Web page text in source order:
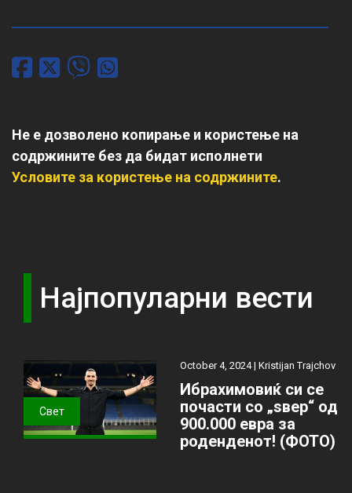
Не е дозволено копирање и користење на
содржините без да бидат исполнети
Условите за користење на содржините.
Најпопуларни вести
Свет
October 4, 2024 |Kristijan Trajchov
Ибрахимовиќ си се
почасти со „ѕвер“ од
900.000 евра за
роденденот! (ФОТО)